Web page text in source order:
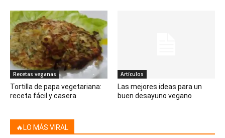
Recetas veganas
Tortilla de papa vegetariana:
receta fácil y casera
Artículos
Las mejores ideas para un
buen desayuno vegano
🔥LO MÁS VIRAL